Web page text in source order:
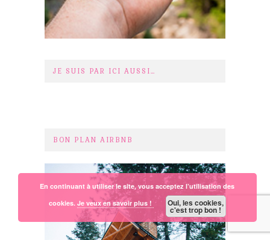
JE SUIS PAR ICI AUSSI…
BON PLAN AIRBNB
En continuant à utiliser le site, vous acceptez l’utilisation des
cookies. Je veux en savoir plus ! Oui, les cookies,
c'est trop bon !